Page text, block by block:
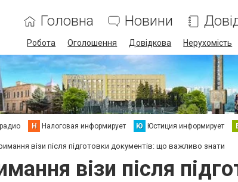
Головна Новини
Робота Оголошення Довідкова Нерухомість
Н Налоговая информирует Ю Юстиция информирует
візи після підготовки документів: що важливо знати
візи після